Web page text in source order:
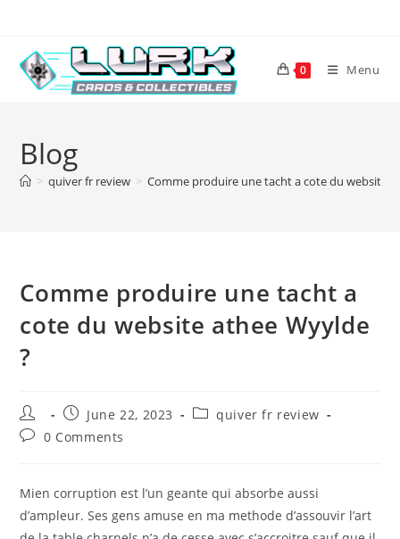
content
0 Menu
Blog
> quiver fr review > Comme produire une tacht a cote du website
Comme produire une tacht a
cote du website athee Wyylde
?
Post
author:
Post
published:
June 22, 2023
Postquiver fr review
Post0 Comments
Mien corruption est l’un geante qui absorbe aussi
d’ampleur. Ses gens amuse en ma methode d’assouvir l’art